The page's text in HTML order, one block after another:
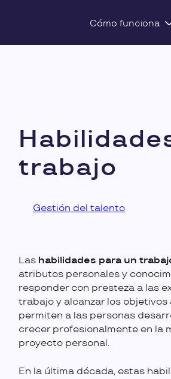
Cómo funciona
trabajo
Gestión del talento
Las habilidades para un
atributos personales y
responder con presteza a las
trabajo y alcanzar los objetivos
permiten a las personas
crecer profesionalmente en la
proyecto personal.
En la última década, estas